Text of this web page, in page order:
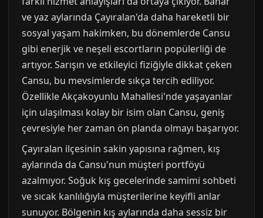
ve yaz aylarında Çayıralan'da daha hareketli bir
sosyal yaşam hakimken, bu dönemlerde Cansu
gibi enerjik ve neşeli escortların popülerliği de
artıyor. Sarışın ve etkileyici fiziğiyle dikkat çeken
Cansu, bu mevsimlerde sıkça tercih ediliyor.
Özellikle Akçakoyunlu Mahallesi'nde yaşayanlar
için ulaşılması kolay bir isim olan Cansu, geniş
çevresiyle her zaman ön planda olmayı başarıyor.
Çayıralan ilçesinin sakin yapısına rağmen, kış
aylarında da Cansu'nun müşteri portföyü
azalmıyor. Soğuk kış gecelerinde samimi sohbeti
ve sıcak kanlılığıyla müşterilerine keyifli anlar
sunuyor. Bölgenin kış aylarında daha sessiz bir